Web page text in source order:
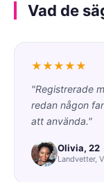
Vad de
★★★★★
"Registrerade
redan någon
att använda."
Olivia, 22
Landvetter,